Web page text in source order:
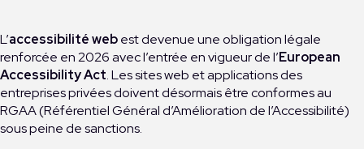
L’accessibilité webest devenue une obligation légale
renforcée en 2026 avec l’entrée en vigueur de l’European
Accessibility Act. Les sites web et applications des
entreprises privées doivent désormais être conformes au
RGAA (Référentiel Général d’Amélioration de l’Accessibilité)
sous peine de sanctions.